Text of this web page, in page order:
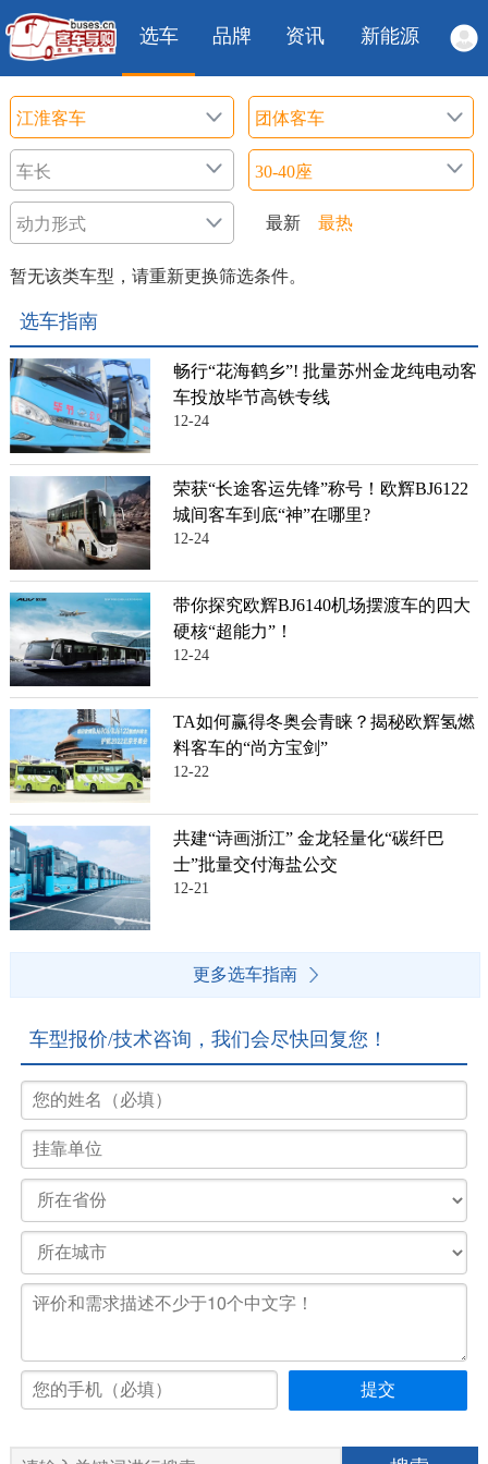
选车 品牌 资讯 新能源
最新 最热
暂无该类车型，请重新更换筛选条件。
选车指南
畅行“花海鹤乡”! 批量苏州金龙纯电动客
车投放毕节高铁专线
12-24
荣获“长途客运先锋”称号！欧辉BJ6122
城间客车到底“神”在哪里?
12-24
带你探究欧辉BJ6140机场摆渡车的四大
硬核“超能力”！
12-24
TA如何赢得冬奥会青睐？揭秘欧辉氢燃
料客车的“尚方宝剑”
12-22
共建“诗画浙江” 金龙轻量化“碳纤巴
士”批量交付海盐公交
12-21
更多选车指南
车型报价/技术咨询，我们会尽快回复您！